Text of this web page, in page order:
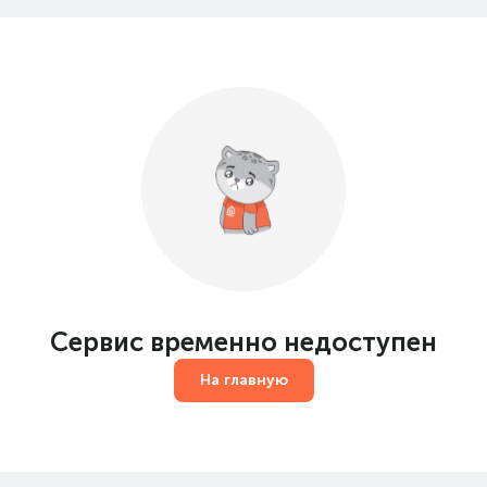
Сервис временно недоступен
На главную